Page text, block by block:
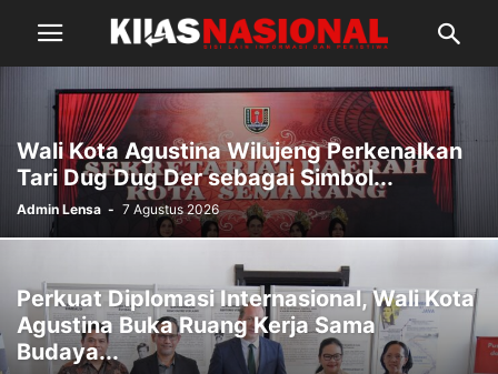
Wali Kota Agustina Wilujeng Perkenalkan
Tari Dug Dug Der sebagai Simbol...
Admin Lensa - 7 Agustus 2026
Perkuat Diplomasi Internasional, Wali Kota
Agustina Buka Ruang Kerja Sama
Budaya...